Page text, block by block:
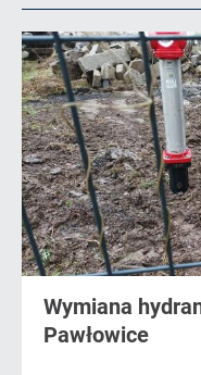
Wymiana
Pawłowice